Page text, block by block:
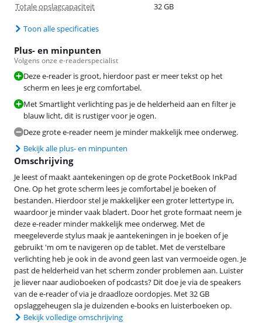
Totale opslagcapaciteit 32 GB
Toon alle specificaties
Plus- en minpunten
Volgens onze e-readerspecialist
Deze e-reader is groot, hierdoor past er meer tekst op het
scherm en lees je erg comfortabel.
Met Smartlight verlichting pas je de helderheid aan en filter je
blauw licht, dit is rustiger voor je ogen.
Deze grote e-reader neem je minder makkelijk mee onderweg.
Bekijk alle plus- en minpunten
Omschrijving
Je leest of maakt aantekeningen op de grote PocketBook InkPad
One. Op het grote scherm lees je comfortabel je boeken of
bestanden. Hierdoor stel je makkelijker een groter lettertype in,
waardoor je minder vaak bladert. Door het grote formaat neem je
deze e-reader minder makkelijk mee onderweg. Met de
meegeleverde stylus maak je aantekeningen in je boeken of je
gebruikt 'm om te navigeren op de tablet. Met de verstelbare
verlichting heb je ook in de avond geen last van vermoeide ogen. Je
past de helderheid van het scherm zonder problemen aan. Luister
je liever naar audioboeken of podcasts? Dit doe je via de speakers
van de e-reader of via je draadloze oordopjes. Met 32 GB
opslaggeheugen sla je duizenden e-books en luisterboeken op.
Bekijk volledige omschrijving